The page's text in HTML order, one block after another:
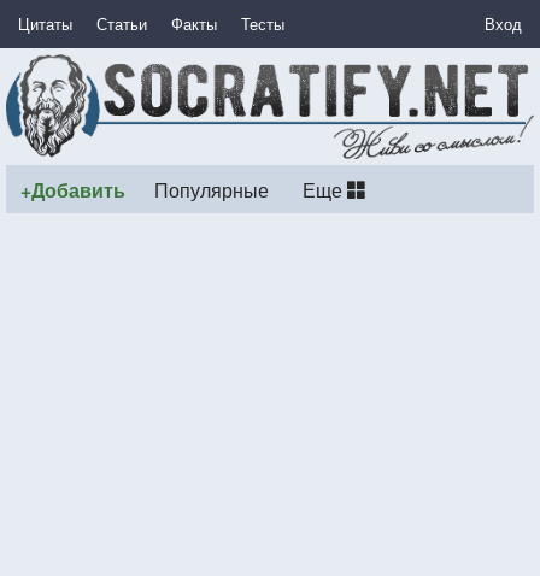
Цитаты Статьи Факты Тесты Вход
+Добавить Популярные Еще